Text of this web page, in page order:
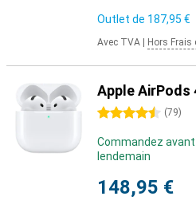
Outlet de 187,95 €
Avec TVA Hors Frais
Apple AirPods
4.5 étoiles (79)
Commandez
lendemain
148,95 €